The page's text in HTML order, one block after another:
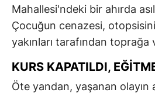
Mahallesi'ndeki bir ahırda
Çocuğun cenazesi,
yakınları tarafından toprağa
KURS KAPATILDI,
Öte yandan, yaşanan olayın